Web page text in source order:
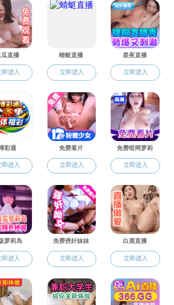
微博 为促进性爱网教
《新农科背景下基于
项名单予以公示，公
附件：性爱网
附件【性爱网 2024年院级本